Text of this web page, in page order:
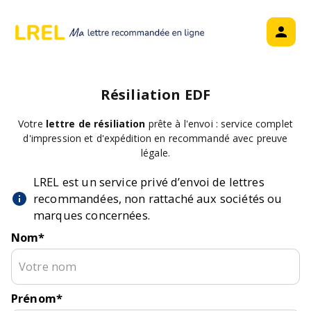
Résiliation EDF
Votre lettre de résiliation prête à l'envoi : service complet
d'impression et d'expédition en recommandé avec preuve
légale.
LREL est un service privé d’envoi de lettres
recommandées, non rattaché aux sociétés ou
marques concernées.
Nom*
Prénom*